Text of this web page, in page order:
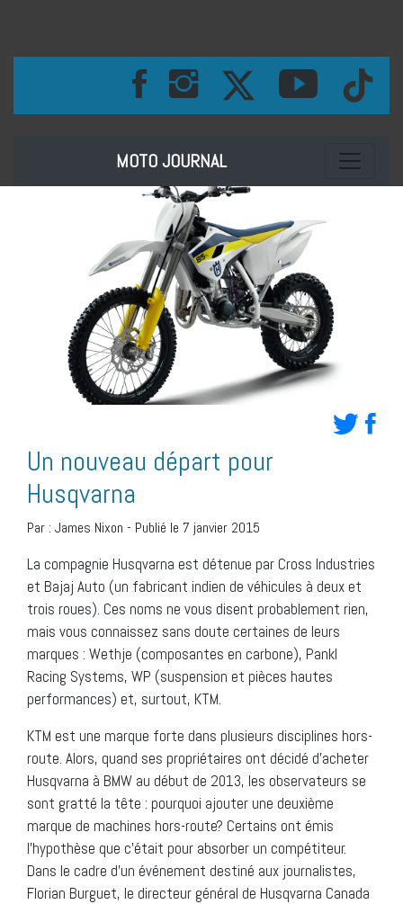
MOTO JOURNAL Toggle
Un nouveau départ pour
Husqvarna
Par : James Nixon - Publié le 7 janvier 2015
La compagnie Husqvarna est détenue par Cross Industries
et Bajaj Auto (un fabricant indien de véhicules à deux et
trois roues). Ces noms ne vous disent probablement rien,
mais vous connaissez sans doute certaines de leurs
marques : Wethje (composantes en carbone), Pankl
Racing Systems, WP (suspension et pièces hautes
performances) et, surtout, KTM.
KTM est une marque forte dans plusieurs disciplines hors-
route. Alors, quand ses propriétaires ont décidé d’acheter
Husqvarna à BMW au début de 2013, les observateurs se
sont gratté la tête : pourquoi ajouter une deuxième
marque de machines hors-route? Certains ont émis
l’hypothèse que c’était pour absorber un compétiteur.
Dans le cadre d’un événement destiné aux journalistes,
Florian Burguet, le directeur général de Husqvarna Canada